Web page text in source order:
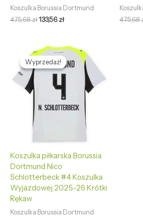
Koszulka Borussia Dortmund
475,68zł133,56zł 475,68
Wyprzedaż!
Wyprzedaż!
Koszulka piłkarska Borussia
Dortmund Nico
Schlotterbeck #4 Koszulka
Wyjazdowej 2025-26 Krótki
Rękaw
Koszulka Borussia Dortmund
Pierwotna
cena
wynosiła:
475,68 zł.
Aktualna
cena
wynosi:
133,56 zł.